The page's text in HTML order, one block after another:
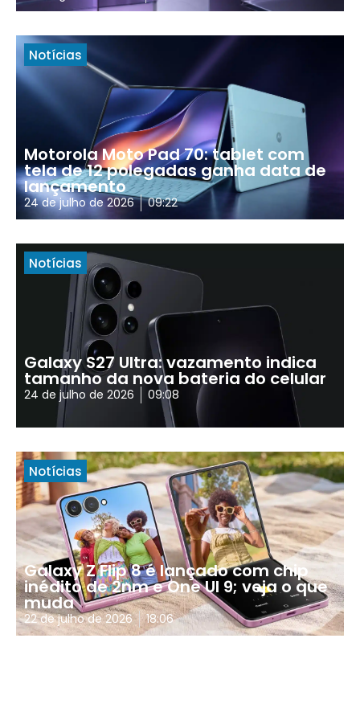
Notícias
Motorola Moto Pad 70: tablet com
tela de 12 polegadas ganha data de
lançamento
24 de julho de 2026 09:22
Notícias
Galaxy S27 Ultra: vazamento indica
tamanho da nova bateria do celular
24 de julho de 2026 09:08
Notícias
Galaxy Z Flip 8 é lançado com chip
inédito de 2nm e One UI 9; veja o que
muda
22 de julho de 2026 18:06